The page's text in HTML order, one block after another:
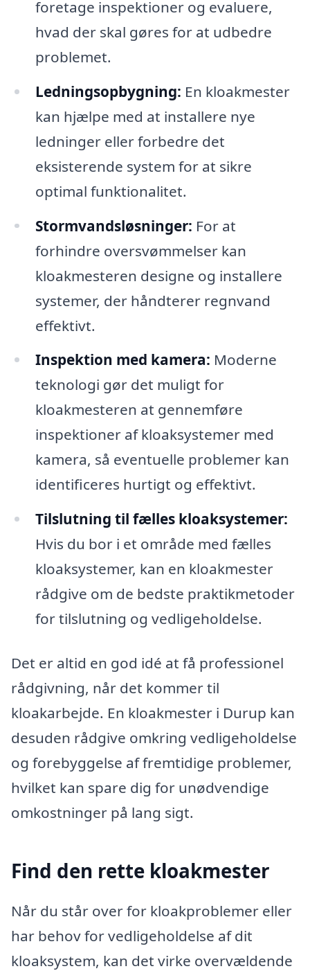
foretage inspektioner og evaluere,
hvad der skal gøres for at udbedre
problemet.
Ledningsopbygning: En kloakmester
kan hjælpe med at installere nye
ledninger eller forbedre det
eksisterende system for at sikre
optimal funktionalitet.
Stormvandsløsninger: For at
forhindre oversvømmelser kan
kloakmesteren designe og installere
systemer, der håndterer regnvand
effektivt.
Inspektion med kamera: Moderne
teknologi gør det muligt for
kloakmesteren at gennemføre
inspektioner af kloaksystemer med
kamera, så eventuelle problemer kan
identificeres hurtigt og effektivt.
Tilslutning til fælles kloaksystemer:
Hvis du bor i et område med fælles
kloaksystemer, kan en kloakmester
rådgive om de bedste praktikmetoder
for tilslutning og vedligeholdelse.
Det er altid en god idé at få professionel
rådgivning, når det kommer til
kloakarbejde. En kloakmester i Durup kan
desuden rådgive omkring vedligeholdelse
og forebyggelse af fremtidige problemer,
hvilket kan spare dig for unødvendige
omkostninger på lang sigt.
Find den rette kloakmester
Når du står over for kloakproblemer eller
har behov for vedligeholdelse af dit
kloaksystem, kan det virke overvældende